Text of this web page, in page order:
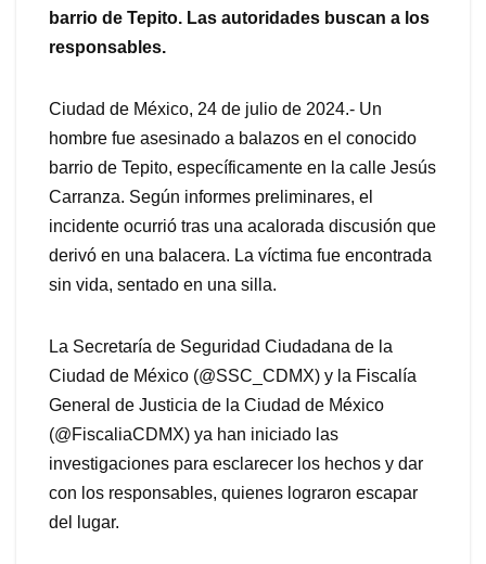
barrio de Tepito. Las autoridades buscan a los
responsables.
Ciudad de México, 24 de julio de 2024.- Un
hombre fue asesinado a balazos en el conocido
barrio de Tepito, específicamente en la calle Jesús
Carranza. Según informes preliminares, el
incidente ocurrió tras una acalorada discusión que
derivó en una balacera. La víctima fue encontrada
sin vida, sentado en una silla.
La Secretaría de Seguridad Ciudadana de la
Ciudad de México (@SSC_CDMX) y la Fiscalía
General de Justicia de la Ciudad de México
(@FiscaliaCDMX) ya han iniciado las
investigaciones para esclarecer los hechos y dar
con los responsables, quienes lograron escapar
del lugar.